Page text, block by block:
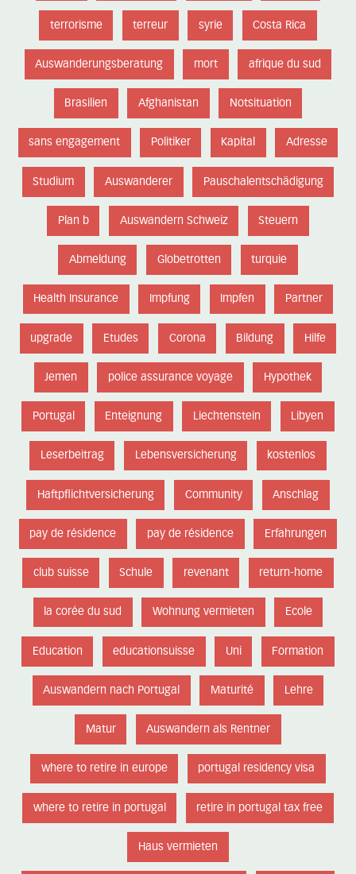
terrorisme terreur syrie Costa Rica
Auswanderungsberatung mort afrique du sud
Brasilien Afghanistan Notsituation
sans engagement Politiker Kapital Adresse
Studium Auswanderer Pauschalentschädigung
Plan b Auswandern Schweiz Steuern
Abmeldung Globetrotten turquie
Health Insurance Impfung Impfen Partner
upgrade Etudes Corona Bildung Hilfe
Jemen police assurance voyage Hypothek
Portugal Enteignung Liechtenstein Libyen
Leserbeitrag Lebensversicherung kostenlos
Haftpflichtversicherung Community Anschlag
pay de résidence pay de résidence Erfahrungen
club suisse Schule revenant return-home
la corée du sud Wohnung vermieten Ecole
Education educationsuisse Uni Formation
Auswandern nach Portugal Maturité Lehre
Matur Auswandern als Rentner
where to retire in europe portugal residency visa
where to retire in portugal retire in portugal tax free
Haus vermieten